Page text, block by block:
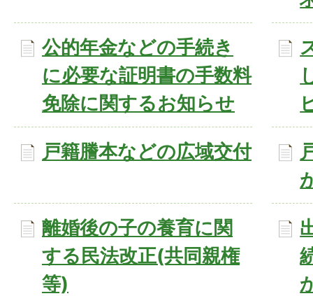
公的年金などの手続き
に必要な証明書の手数料
免除に関するお知らせ
戸籍謄本などの広域交付
離婚後の子の養育に関
する民法改正(共同親権
等)